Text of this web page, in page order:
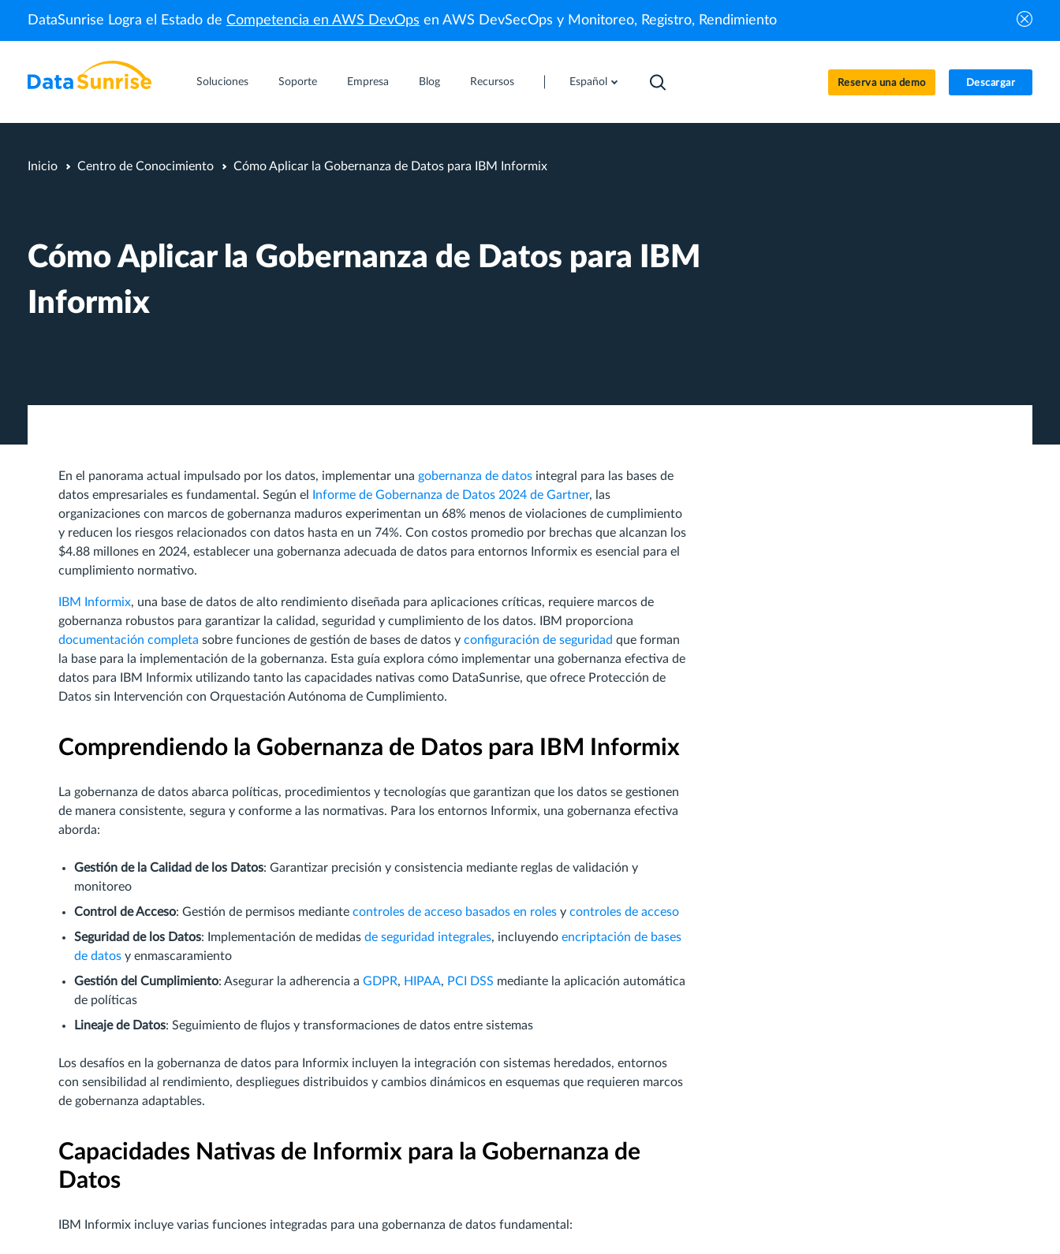
DataSunrise Logra el Estado de Competencia en AWS DevOps en AWS DevSecOps y Monitoreo, Registro, Rendimiento
Soluciones Soporte Empresa Blog Recursos Español Reserva una demo Descargar
Inicio Centro de Conocimiento Cómo Aplicar la Gobernanza de Datos para IBM Informix
Cómo Aplicar la Gobernanza de Datos para IBM
Informix
En el panorama actual impulsado por los datos, implementar una gobernanza de datos integral para las bases de
datos empresariales es fundamental. Según el
Informe de Gobernanza de Datos 2024 de Gartner, las
organizaciones con marcos de gobernanza maduros experimentan un 68% menos de violaciones de cumplimiento
y reducen los riesgos relacionados con datos hasta en un 74%. Con costos promedio por brechas que alcanzan los
$4.88 millones en 2024, establecer una gobernanza adecuada de datos para entornos Informix es esencial para el
cumplimiento normativo.
IBM Informix, una base de datos de alto rendimiento diseñada para aplicaciones críticas, requiere marcos de
gobernanza robustos para garantizar la calidad, seguridad y cumplimiento de los datos. IBM proporciona
documentación completa sobre funciones de gestión de bases de datos y configuración de seguridad que forman
la base para la implementación de la gobernanza. Esta guía explora cómo implementar una gobernanza efectiva de
datos para IBM Informix utilizando tanto las capacidades nativas como DataSunrise, que ofrece Protección de
Datos sin Intervención con Orquestación Autónoma de Cumplimiento.
Comprendiendo la Gobernanza de Datos para IBM Informix
La gobernanza de datos abarca políticas, procedimientos y tecnologías que garantizan que los datos se gestionen
de manera consistente, segura y conforme a las normativas. Para los entornos Informix, una gobernanza efectiva
aborda:
Gestión de la Calidad de los Datos: Garantizar precisión y consistencia mediante reglas de validación y
monitoreo
Control de Acceso: Gestión de permisos mediante controles de acceso basados en roles y controles de acceso
Seguridad de los Datos: Implementación de medidas de seguridad integrales, incluyendo encriptación de bases
de datos y enmascaramiento
Gestión del Cumplimiento: Asegurar la adherencia a GDPR, HIPAA, PCI DSS mediante la aplicación automática
de políticas
Lineaje de Datos: Seguimiento de flujos y transformaciones de datos entre sistemas
Los desafíos en la gobernanza de datos para Informix incluyen la integración con sistemas heredados, entornos
con sensibilidad al rendimiento, despliegues distribuidos y cambios dinámicos en esquemas que requieren marcos
de gobernanza adaptables.
Capacidades Nativas de Informix para la Gobernanza de
Datos
IBM Informix incluye varias funciones integradas para una gobernanza de datos fundamental: